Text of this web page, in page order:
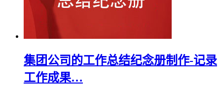
集团公司的工作总结纪念册制作-记录
工作成果…